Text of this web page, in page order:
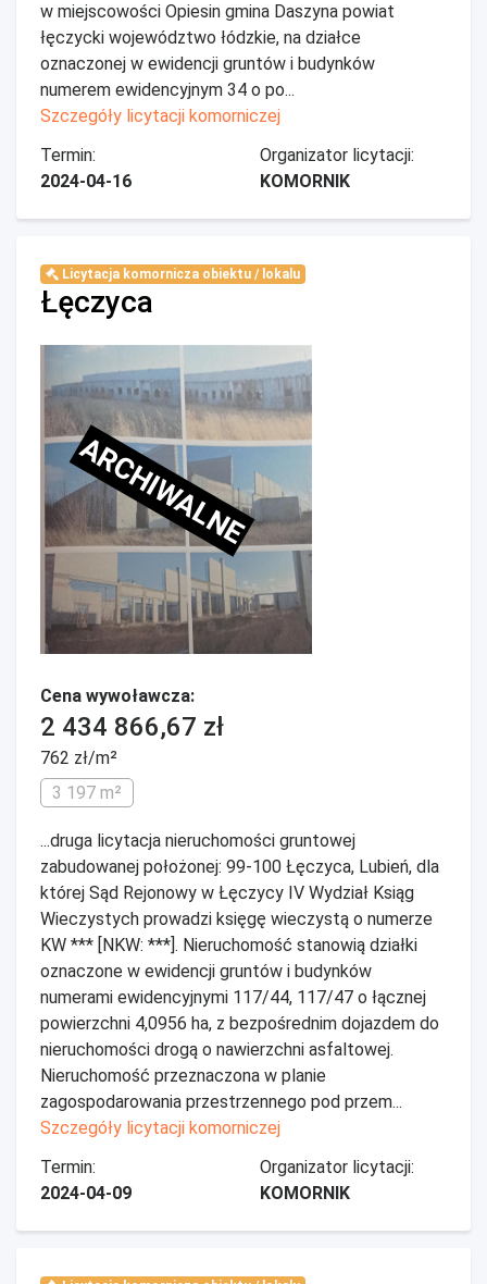
w miejscowości Opiesin gmina Daszyna powiat
łęczycki województwo łódzkie, na działce
oznaczonej w ewidencji gruntów i budynków
numerem ewidencyjnym 34 o po...
Szczegóły licytacji komorniczej
Termin:
2024-04-16
Organizator licytacji:
KOMORNIK
Licytacja komornicza obiektu / lokalu
Łęczyca
ARCHIWALNE
Cena wywoławcza:
2 434 866,67 zł
762 zł/m²
3 197 m²
...druga licytacja nieruchomości gruntowej
zabudowanej położonej: 99-100 Łęczyca, Lubień, dla
której Sąd Rejonowy w Łęczycy IV Wydział Ksiąg
Wieczystych prowadzi księgę wieczystą o numerze
KW *** [NKW: ***]. Nieruchomość stanowią działki
oznaczone w ewidencji gruntów i budynków
numerami ewidencyjnymi 117/44, 117/47 o łącznej
powierzchni 4,0956 ha, z bezpośrednim dojazdem do
nieruchomości drogą o nawierzchni asfaltowej.
Nieruchomość przeznaczona w planie
zagospodarowania przestrzennego pod przem...
Szczegóły licytacji komorniczej
Termin:
2024-04-09
Organizator licytacji:
KOMORNIK